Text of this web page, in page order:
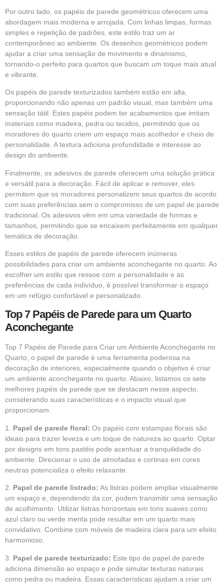
Por outro lado, os papéis de parede geométricos oferecem uma
abordagem mais moderna e arrojada. Com linhas limpas, formas
simples e repetição de padrões, este estilo traz um ar
contemporâneo ao ambiente. Os desenhos geométricos podem
ajudar a criar uma sensação de movimento e dinamismo,
tornando-o perfeito para quartos que buscam um toque mais atual
e vibrante.
Os papéis de parede texturizados também estão em alta,
proporcionando não apenas um padrão visual, mas também uma
sensação tátil. Estes papéis podem ter acabamentos que imitam
materiais como madeira, pedra ou tecidos, permitindo que os
moradores do quarto criem um espaço mais acolhedor e cheio de
personalidade. A textura adiciona profundidade e interesse ao
design do ambiente.
Finalmente, os adesivos de parede oferecem uma solução prática
e versátil para a decoração. Fácil de aplicar e remover, eles
permitem que os moradores personalizem seus quartos de acordo
com suas preferências sem o compromisso de um papel de parede
tradicional. Os adesivos vêm em uma variedade de formas e
tamanhos, permitindo que se encaixem perfeitamente em qualquer
temática de decoração.
Esses estilos de papéis de parede oferecem inúmeras
possibilidades para criar um ambiente aconchegante no quarto. Ao
escolher um estilo que ressoe com a personalidade e as
preferências de cada indivíduo, é possível transformar o espaço
em um refúgio confortável e personalizado.
Top 7 Papéis de Parede para um Quarto
Aconchegante
Top 7 Papéis de Parede para Criar um Ambiente Aconchegante no
Quarto, o papel de parede é uma ferramenta poderosa na
decoração de interiores, especialmente quando o objetivo é criar
um ambiente aconchegante no quarto. Abaixo, listamos os sete
melhores papéis de parede que se destacam nesse aspecto,
considerando suas características e o impacto visual que
proporcionam.
1. Papel de parede floral: Os papéis com estampas florais são
ideais para trazer leveza e um toque de natureza ao quarto. Optar
por designs em tons pastéis pode acentuar a tranquilidade do
ambiente. Direcionar o uso de almofadas e cortinas em cores
neutras potencializa o efeito relaxante.
2. Papel de parede listrado: As listras podem ampliar visualmente
um espaço e, dependendo da cor, podem transmitir uma sensação
de acolhimento. Utilizar listras horizontais em tons suaves como
azul claro ou verde menta pode resultar em um quarto mais
convidativo. Combine com móveis de madeira clara para um efeito
harmonioso.
3. Papel de parede texturizado: Este tipo de papel de parede
adiciona dimensão ao espaço e pode simular texturas naturais
como pedra ou madeira. Essas características ajudam a criar um